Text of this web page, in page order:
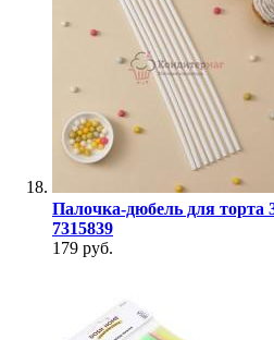
Палочка-дюбель для торта
7315839
179 руб.